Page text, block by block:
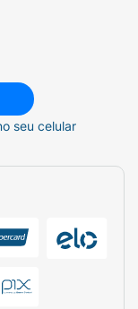
seu celular